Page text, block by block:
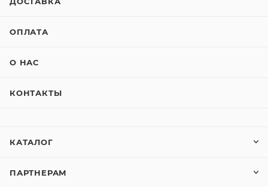
ОПЛАТА
О НАС
КОНТАКТЫ
КАТАЛОГ
ПАРТНЕРАМ